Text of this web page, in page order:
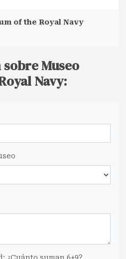
of the Royal Navy
Museo
Navy:
¿Cuánto suman 6+9?